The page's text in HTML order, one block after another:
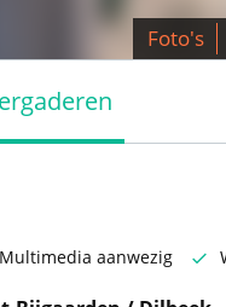
Foto's
Multimedia aanwezig